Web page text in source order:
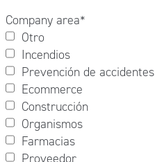
Company area*
Otro
Incendios
Prevención de accidentes
Ecommerce
Construcción
Organismos
Farmacias
Proveedor